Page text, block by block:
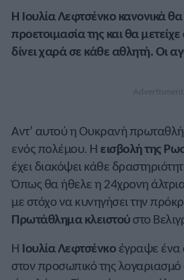
Η Ιουλία Λεφτσένκο κανονικά θα
προετοιμασία της και θα
δίνει χαρά σε κάθε αθλητή. Οι
Αντ’ αυτού η Ουκρανή
ενός πολέμου. Η εισβολή της
έχει διακόψει κάθε
Όπως θα ήθελε η 24χρονη
με στόχο να κυνηγήσει την
Πρωτάθλημα κλειστούστο
Η Ιουλία Λεφτσένκοέγραψε ένα
στον προσωπικό της λογαριασμό